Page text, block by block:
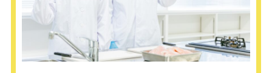
＜主な業務内容＞
■作業員や業者の管理
■基礎工事
■予算の管理